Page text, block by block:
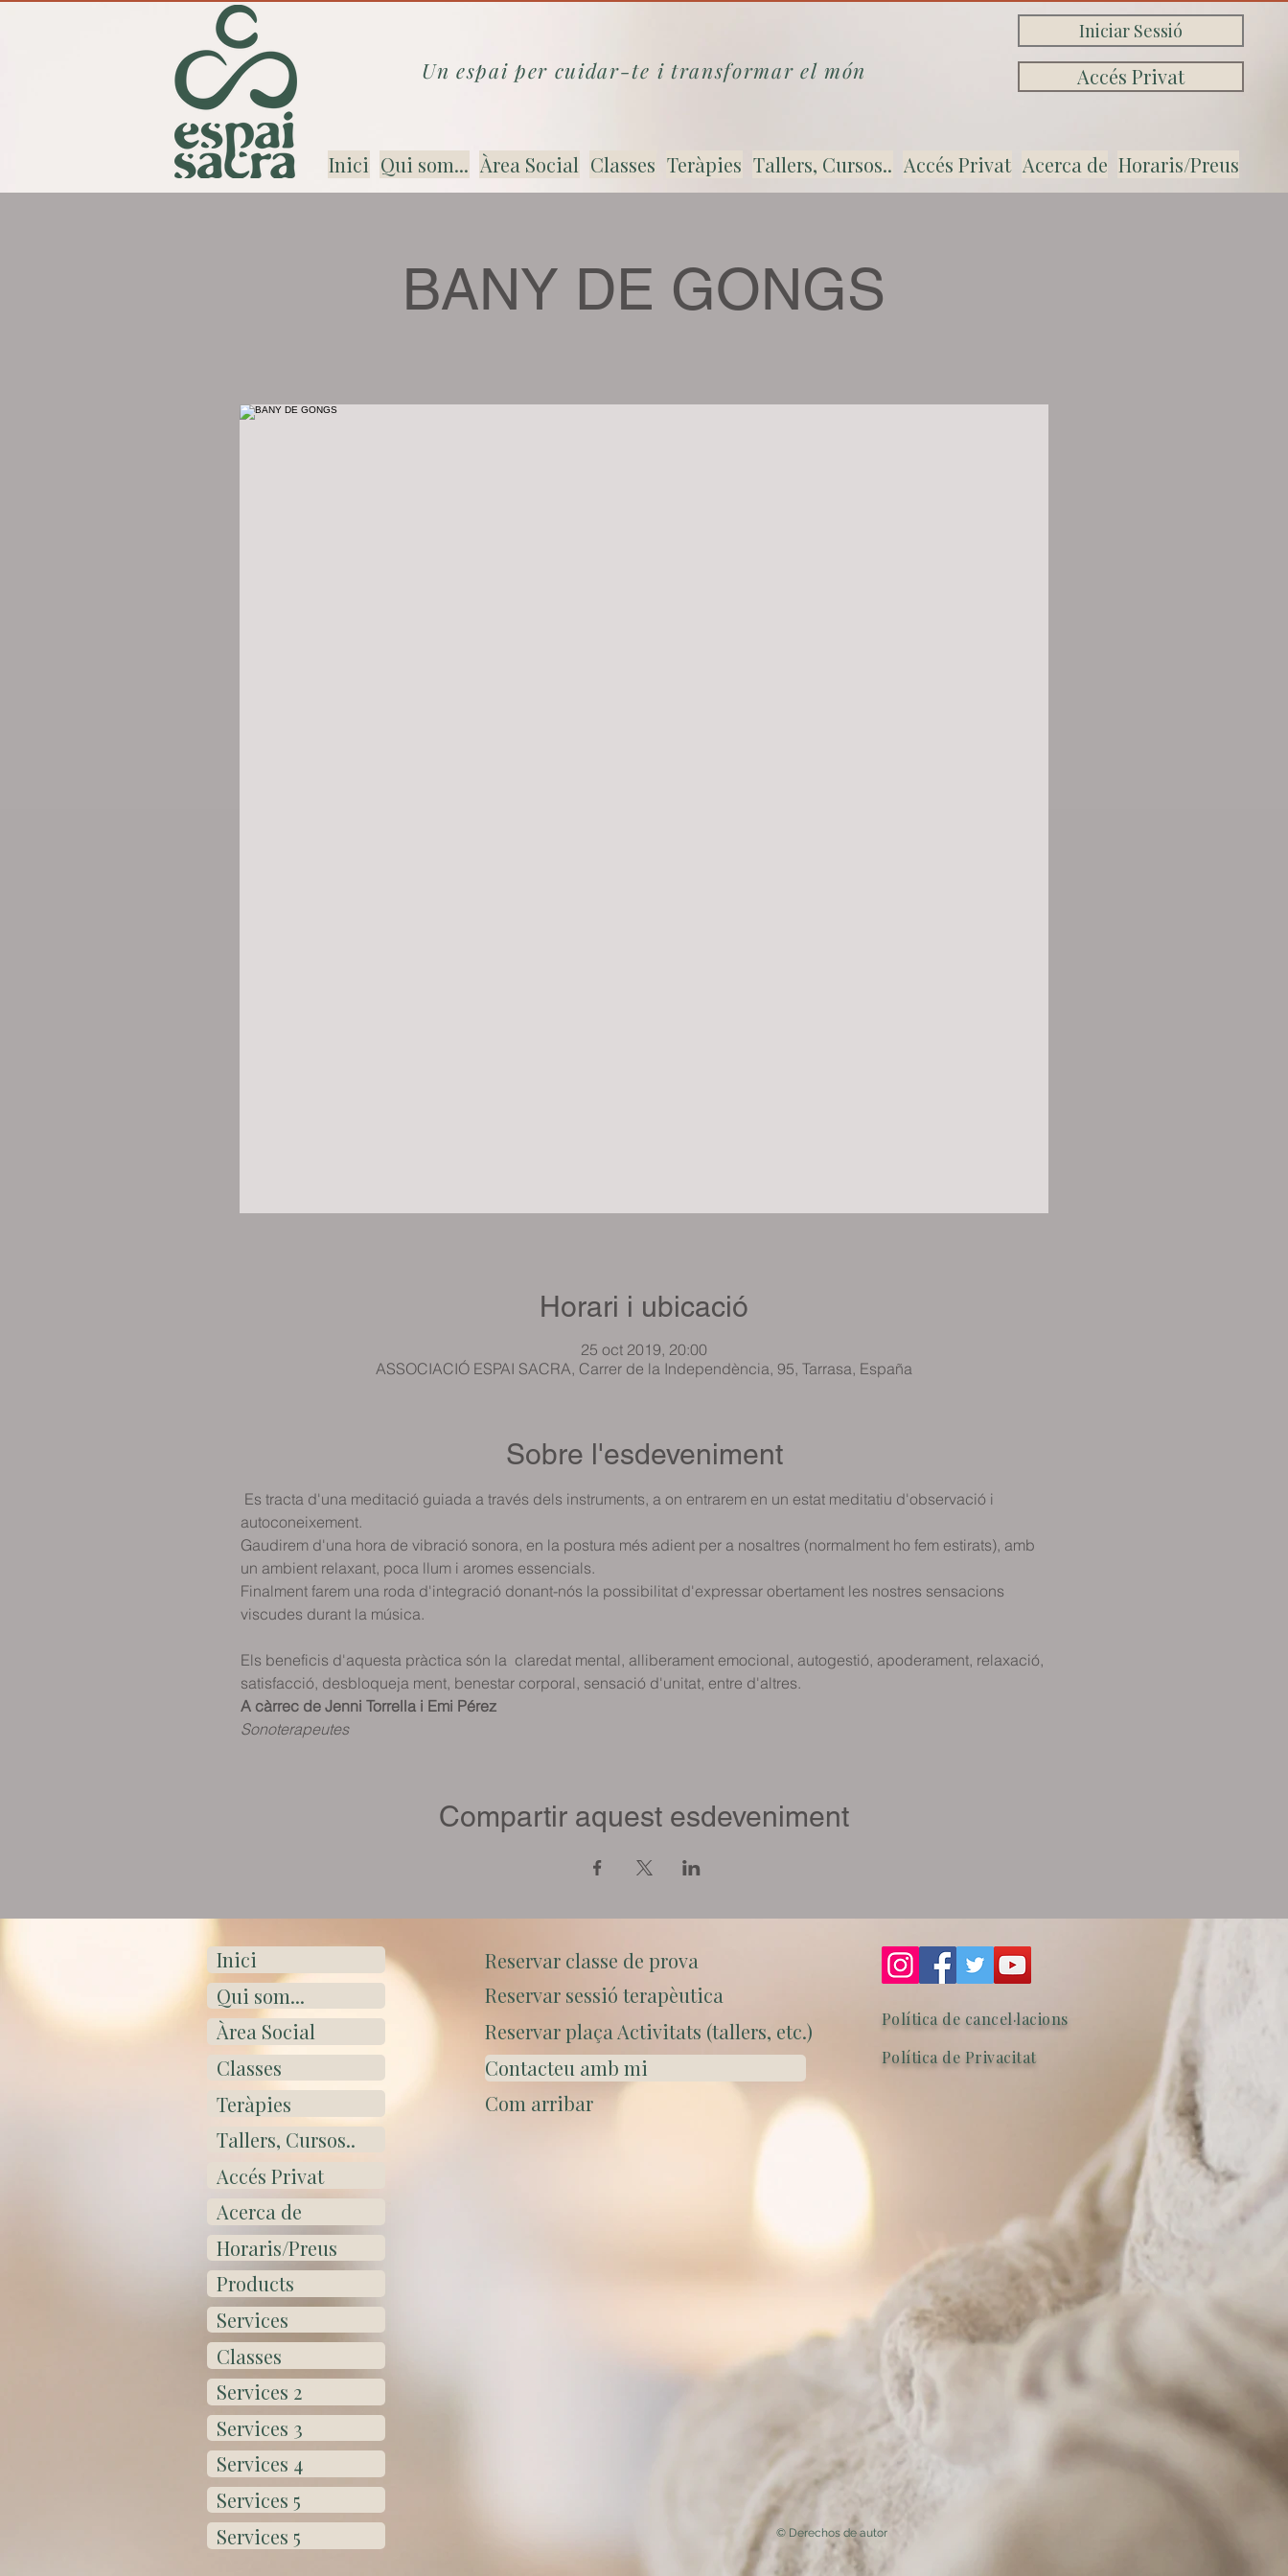
Iniciar Sessió
Un espai per cuidar-te i transformar el món Accés Privat
Inici Qui som... Àrea Social Classes Teràpies Tallers, Cursos.. Accés Privat Acerca de Horaris/Preus
BANY DE GONGS
Horari i ubicació
25 oct 2019, 20:00
ASSOCIACIÓ ESPAI SACRA, Carrer de la Independència, 95, Tarrasa, España
Sobre l'esdeveniment
Es tracta d'una meditació guiada a través dels instruments, a on entrarem en un estat meditatiu d'observació i
autoconeixement.
Gaudirem d'una hora de vibració sonora, en la postura més adient per a nosaltres (normalment ho fem estirats), amb
un ambient relaxant, poca llum i aromes essencials.
Finalment farem una roda d'integració donant-nós la possibilitat d'expressar obertament les nostres sensacions
viscudes durant la música.
Els beneficis d'aquesta pràctica són la  claredat mental, alliberament emocional, autogestió, apoderament, relaxació,
satisfacció, desbloqueja ment, benestar corporal, sensació d'unitat, entre d'altres.
A càrrec de Jenni Torrella i Emi Pérez
Sonoterapeutes
Compartir aquest esdeveniment
Inici
Qui som...
Àrea Social
Classes
Teràpies
Tallers, Cursos..
Accés Privat
Acerca de
Horaris/Preus
Products
Services
Classes
Services 2
Services 3
Services 4
Services 5
Services 5
Reservar classe de prova
Reservar sessió terapèutica
Política de cancel·lacions
Contacteu amb mi Política de Privacitat
Com arribar
© Derechos de autor
Reservar plaça Activitats (tallers, etc.)